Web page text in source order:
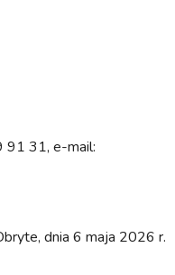
91 31, e-mail:
dnia 6 maja 2026 r.